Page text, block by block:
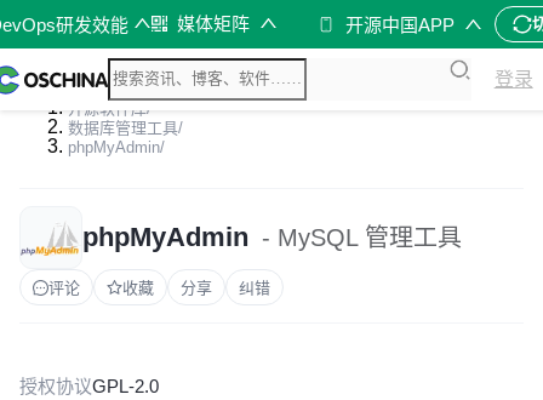
研发效能 媒体矩阵 开源中国APP
登录
开源软件库/
数据库管理工具/
phpMyAdmin/
phpMyAdmin - MySQL 管理工具
评论 收藏 分享 纠错
授权协议GPL-2.0